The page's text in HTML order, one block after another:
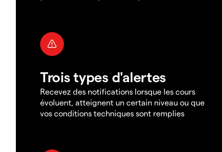
Trois types d'alertes
Recevez des notifications lorsque les cours
évoluent, atteignent un certain niveau ou que
vos conditions techniques sont remplies